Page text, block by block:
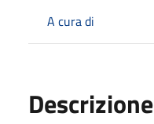
A cura di
Descrizione